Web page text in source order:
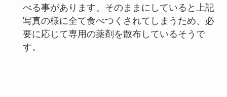
べる事があります。そのままにしていると上記
写真の様に全て食べつくされてしまうため、必
要に応じて専用の薬剤を散布しているそうで
す。